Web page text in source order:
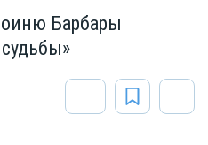
Барбары